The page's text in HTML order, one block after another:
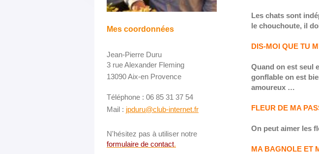
Les chats sont
le chouchoute, il
DIS-MOI QUE TU
Quand on est seul
gonflable on est
amoureux …
FLEUR DE MA
On peut aimer les
MA BAGNOLE ET
Mes coordonnées
Jean-Pierre Duru
3 rue Alexander Fleming
13090 Aix-en Provence
Téléphone : 06 85 31 37 54
Mail : jpduru@club-internet.fr
N'hésitez pas à utiliser notre
formulaire de contact.